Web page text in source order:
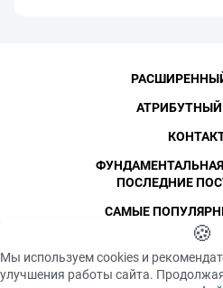
СПбПУ,
Авторские права и
Фотографии
изображённых лиц в
Политика
ПОСЛЕДНИЕ
САМЫЕ
🍪
Мы используем cookies и
улучшения работы сайта.